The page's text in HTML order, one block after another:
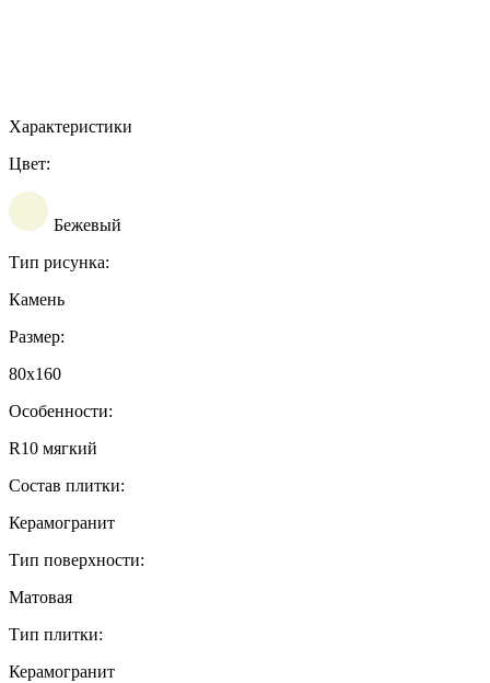
Характеристики
Цвет:
Бежевый
Тип рисунка:
Камень
Размер:
80x160
Особенности:
R10 мягкий
Состав плитки:
Керамогранит
Тип поверхности:
Матовая
Тип плитки:
Керамогранит